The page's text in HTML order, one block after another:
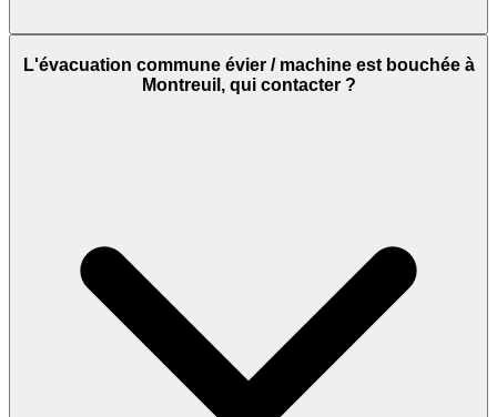
L'évacuation commune évier / machine est bouchée à
Montreuil, qui contacter ?